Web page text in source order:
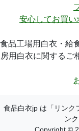
安心してお買い
食品工場用白衣・給
房用白衣に関するご
食品白衣jp は「リンク
ン